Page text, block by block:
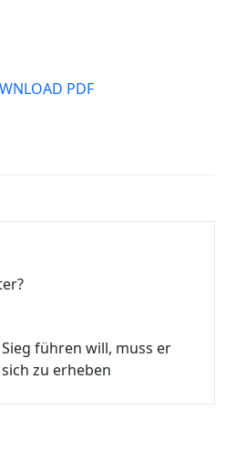
PDF
führen will, muss er
zu erheben